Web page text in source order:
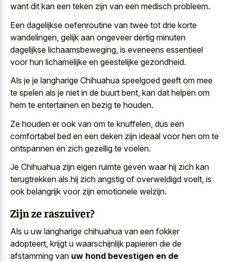
want dit kan een teken zijn van een medisch probleem.
Een dagelijkse oefenroutine van twee tot drie korte
wandelingen, gelijk aan ongeveer dertig minuten
dagelijkse lichaamsbeweging, is eveneens essentieel
voor hun lichamelijke en geestelijke gezondheid.
Als je je langharige Chihuahua speelgoed geeft om mee
te spelen als je niet in de buurt bent, kan dat helpen om
hem te entertainen en bezig te houden.
Ze houden er ook van om te knuffelen, dus een
comfortabel bed en een deken zijn ideaal voor hen om te
ontspannen en zich gezellig te voelen.
Je Chihuahua zijn eigen ruimte geven waar hij zich kan
terugtrekken als hij zich angstig of overweldigd voelt, is
ook belangrijk voor zijn emotionele welzijn.
Zijn ze raszuiver?
Als u uw langharige chihuahua van een fokker
adopteert, krijgt u waarschijnlijk papieren die de
afstamming van uw hond bevestigen en de